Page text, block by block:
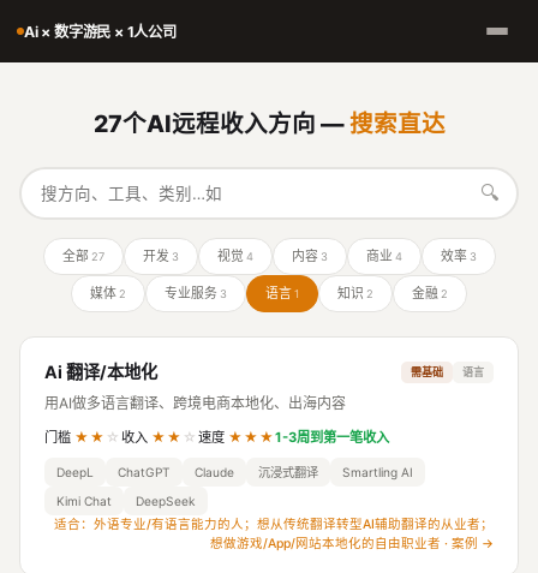
Ai × 数字游民 × 1人公司
27个AI远程收入方向 —搜索直达
🔍
全部 27 开发 3 视觉 4 内容 3 商业 4 效率 3
媒体 2 专业服务 3 语言1 知识 2 金融 2
Ai 翻译/本地化 需基础 语言
用AI做多语言翻译、跨境电商本地化、出海内容
门槛 ★★ ☆ 收入 ★★ ☆ 速度 ★★★1-3周到第一笔收入
DeepL ChatGPT Claude 沉浸式翻译
Smartling AI
Kimi Chat
DeepSeek
适合：外语专业/有语言能力的人；想从传统翻译转型AI辅助翻译的从业者；
想做游戏/App/网站本地化的自由职业者 · 案例 →